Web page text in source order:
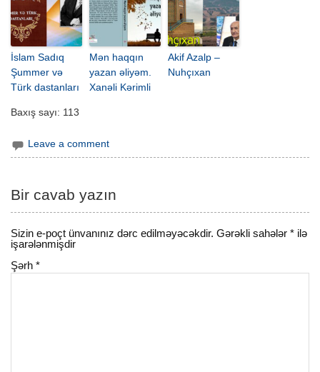
İslam Sadıq
Şummer və
Türk dastanları
Mən haqqın
yazan əliyəm.
Xanəli Kərimli
Akif Azalp –
Nuhçıxan
Baxış sayı: 113
Leave a comment
Bir cavab yazın
Sizin e-poçt ünvanınız dərc edilməyəcəkdir. Gərəkli sahələr* ilə
işarələnmişdir
Şərh*